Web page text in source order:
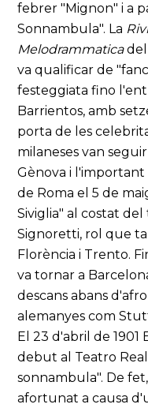
febrer "Mignon" i a
Sonnambula". La
Melodrammaticadel
va qualificar de
festeggiata fino
Barrientos, amb
porta de les
milaneses van
Gènova i
de Roma el 5 de
Siviglia" al costat
Signoretti, rol que
Florència i Trento.
va tornar a
descans abans
alemanyes com
El 23 d'abril de 1901
debut al Teatro
sonnambula". De
afortunat a causa